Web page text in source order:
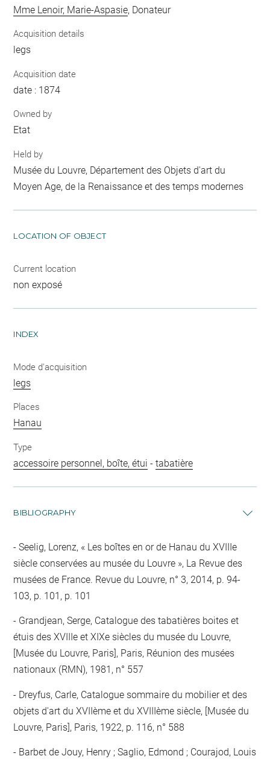
Mme Lenoir, Marie-Aspasie, Donateur
Acquisition details
legs
Acquisition date
date : 1874
Owned by
Etat
Held by
Musée du Louvre, Département des Objets d'art du
Moyen Age, de la Renaissance et des temps modernes
LOCATION OF OBJECT
Current location
non exposé
INDEX
Mode d'acquisition
legs
Places
Hanau
Type
accessoire personnel, boîte, étui -tabatière
BIBLIOGRAPHY
Seelig, Lorenz, « Les boîtes en or de Hanau du XVIIIe
siècle conservées au musée du Louvre », La Revue des
musées de France. Revue du Louvre, n° 3, 2014, p. 94-
103, p. 101, p. 101
Grandjean, Serge, Catalogue des tabatières boites et
étuis des XVIIIe et XIXe siècles du musée du Louvre,
[Musée du Louvre, Paris], Paris, Réunion des musées
nationaux (RMN), 1981, n° 557
Dreyfus, Carle, Catalogue sommaire du mobilier et des
objets d'art du XVIIème et du XVIIIème siècle, [Musée du
Louvre, Paris], Paris, 1922, p. 116, n° 588
Barbet de Jouy, Henry ; Saglio, Edmond ; Courajod, Louis